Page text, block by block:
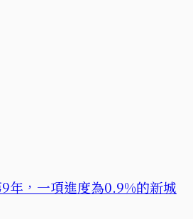
年，一項進度為0.9%的新城